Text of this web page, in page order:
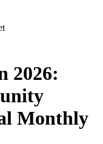
2026:
Monthly